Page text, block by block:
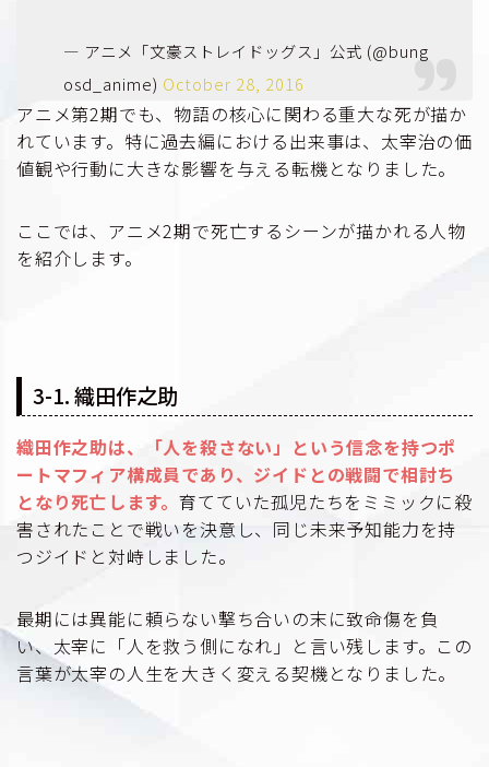
— アニメ「文豪ストレイドッグス」公式 (@bung
osd_anime) October 28, 2016
アニメ第2期でも、物語の核心に関わる重大な死が描か
れています。特に過去編における出来事は、太宰治の価
値観や行動に大きな影響を与える転機となりました。
ここでは、アニメ2期で死亡するシーンが描かれる人物
を紹介します。
3-1. 織田作之助
織田作之助は、「人を殺さない」という信念を持つポ
ートマフィア構成員であり、ジイドとの戦闘で相討ち
となり死亡します。育てていた孤児たちをミミックに殺
害されたことで戦いを決意し、同じ未来予知能力を持
つジイドと対峙しました。
最期には異能に頼らない撃ち合いの末に致命傷を負
い、太宰に「人を救う側になれ」と言い残します。この
言葉が太宰の人生を大きく変える契機となりました。